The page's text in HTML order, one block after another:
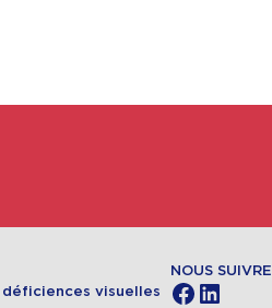
déficiences visuelles
NOUS SUIVRE
Facebook LinkedIn